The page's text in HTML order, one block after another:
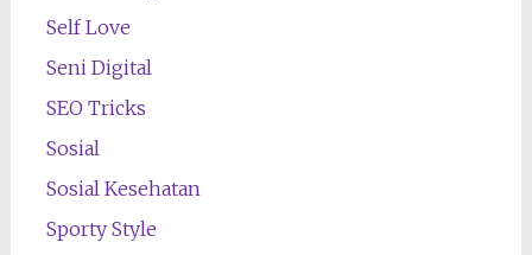
Self Love
Seni Digital
SEO Tricks
Sosial
Sosial Kesehatan
Sporty Style